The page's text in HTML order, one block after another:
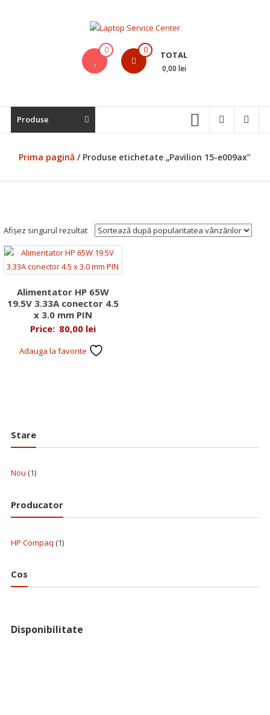
Bistrita,
Service
Laptop,
Reparatii
Notebook-
Macbook-
uri
0 0 TOTAL
0,00 lei
Produse
Prima pagină / Produse etichetate „Pavilion 15-e009ax”
Afișez singurul rezultat
Alimentator HP 65W
19.5V 3.33A conector 4.5
x 3.0 mm PIN
Price: 80,00 lei
Adauga la favorite
Stare
Nou (1)
Producator
HP Compaq (1)
Cos
Disponibilitate